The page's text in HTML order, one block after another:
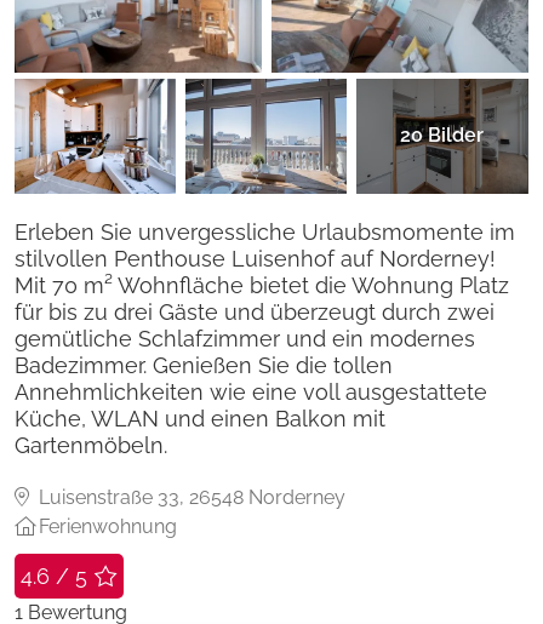
20Bilder
Erleben Sie unvergessliche Urlaubsmomente im
stilvollen Penthouse Luisenhof auf Norderney!
Mit 70 m² Wohnfläche bietet die Wohnung Platz
für bis zu drei Gäste und überzeugt durch zwei
gemütliche Schlafzimmer und ein modernes
Badezimmer. Genießen Sie die tollen
Annehmlichkeiten wie eine voll ausgestattete
Küche, WLAN und einen Balkon mit
Gartenmöbeln.
Luisenstraße 33, 26548 Norderney
Ferienwohnung
4.6 / 5
1 Bewertung